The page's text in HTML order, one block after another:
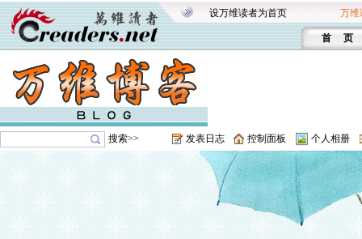
设万维读者为首页 万维
首 页
搜索>> 发表日志 控制面板 个人相册